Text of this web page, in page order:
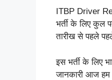
ITBP Driver
भर्ती के लिए कुल
तारीख से पहले
इस भर्ती के लिए
जानकारी आज